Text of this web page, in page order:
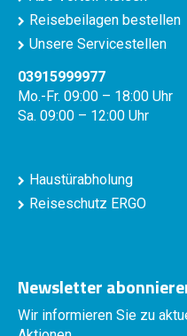
Reisebeilagen bestellen
Unsere Servicestellen
03915999977
Mo.-Fr. 09:00 – 18:00 Uhr
Sa. 09:00 – 12:00 Uhr
Haustürabholung
Reiseschutz ERGO
Newsletter
Wir informieren Sie zu